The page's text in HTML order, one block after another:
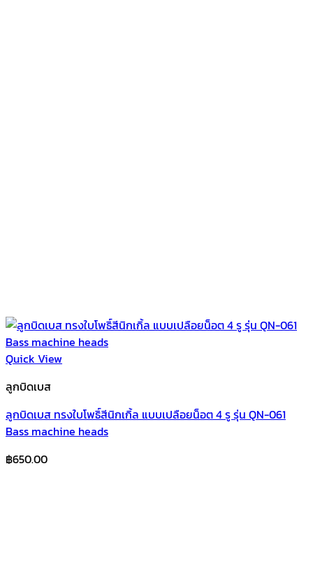
Quick View
ลูกบิดเบส
ลูกบิดเบส ทรงใบโพธิ์สีนิกเกิ้ล แบบเปลือยน็อต 4 รู รุ่น QN-061
Bass machine heads
฿650.00